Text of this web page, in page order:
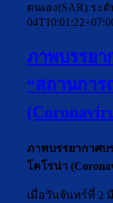
ตนเอง(SAR) ระ
ภาพบรรยา
“สถานการ
ภาพบรรยากาศบ
โคโรน่า
เมื่อวันจันทร์ที่ 2